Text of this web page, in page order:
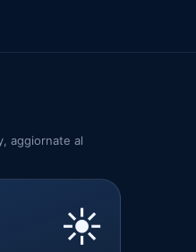
aggiornate al
☀️